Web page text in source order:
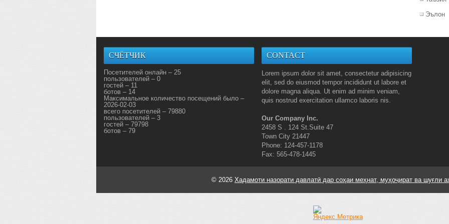
Эълон
СЧЁТЧИК
Посетителей онлайн – 25
пользователей – 0
гостей – 11
ботов – 14
Максимальное количество посещений было –
2026-02-03
всего посетителей – 79880
пользователей – 3
гостей – 79798
ботов – 79
CONTACT
Lorem ipsum dolor sit amet, consectetur adipisicing
elit, sed do eiusmod tempor incididunt ut labore et
dolore magna aliqua. Ut enim ad minim veniam,
quis nostrud exercitation ullamco laboris nis.
Our Company Inc.
2458 S . 124 St.Suite 47
Town City 21447
Phone: 124-457-1178
Fax: 565-478-1445
© 2026 Хадамоти назорати давлатӣ дар соҳаи меҳнат, муҳоҷират ва шуғли